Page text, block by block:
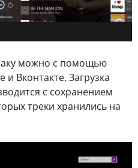
можно с помощью
и Вконтакте. Загрузка
с сохранением
треки хранились на